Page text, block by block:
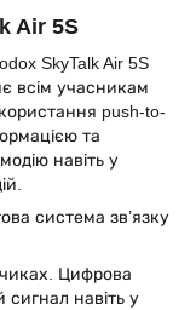
Air 5S
SkyTalk Air 5S
всім учасникам
push-to-
та
навіть у
Цифрова
сигнал навіть у